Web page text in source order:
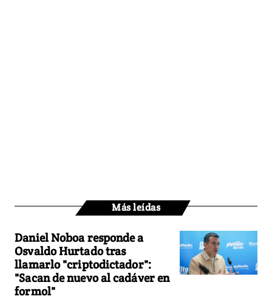
Más leídas
Daniel Noboa responde a
Osvaldo Hurtado tras
llamarlo "criptodictador":
"Sacan de nuevo al cadáver en
formol"